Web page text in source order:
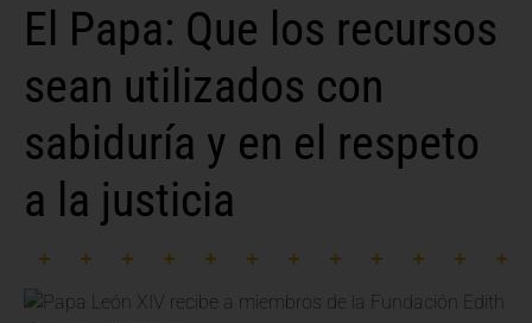
El Papa: Que los recursos
sean utilizados con
sabiduría y en el respeto
a la justicia